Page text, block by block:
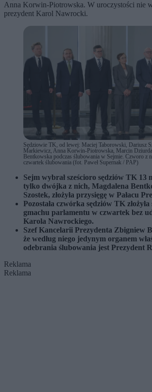
Anna Korwin-Piotrowska. W uroczystości nie
prezydent Karol Nawrocki.
Sędziowie TK, od lewej: Maciej Taborowski, Dariusz
Markiewicz, Anna Korwin-Piotrowska, Marcin
Bentkowska podczas ślubowania w Sejmie. Czworo z
czwartek ślubowania (fot. Paweł Supernak / PAP)
Sejm wybrał sześcioro sędziów TK 13
tylko dwójka z nich, Magdalena
Szostek, złożyła przysięgę w Pałacu
Pozostała czwórka sędziów TK
gmachu parlamentu w czwartek bez
Karola Nawrockiego.
Szef Kancelarii Prezydenta Zbigniew
że według niego jedynym organem
odebrania ślubowania jest Prezydent
Reklama
Reklama